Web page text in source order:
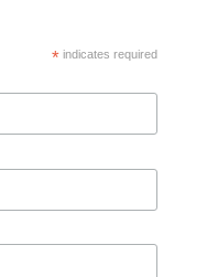
*indicates required